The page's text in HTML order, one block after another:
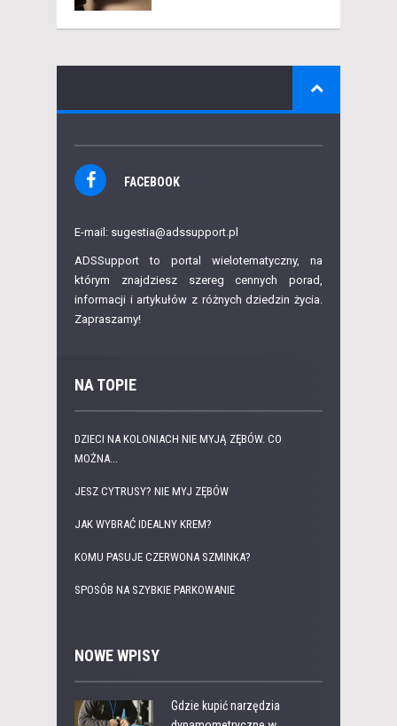
FACEBOOK
E-mail: sugestia@adssupport.pl
ADSSupport to portal wielotematyczny, na
którym znajdziesz szereg cennych porad,
informacji i artykułów z różnych dziedzin życia.
Zapraszamy!
NA TOPIE
DZIECI NA KOLONIACH NIE MYJĄ ZĘBÓW. CO
MOŻNA...
JESZ CYTRUSY? NIE MYJ ZĘBÓW
JAK WYBRAĆ IDEALNY KREM?
KOMU PASUJE CZERWONA SZMINKA?
SPOSÓB NA SZYBKIE PARKOWANIE
NOWE WPISY
Gdzie kupić narzędzia